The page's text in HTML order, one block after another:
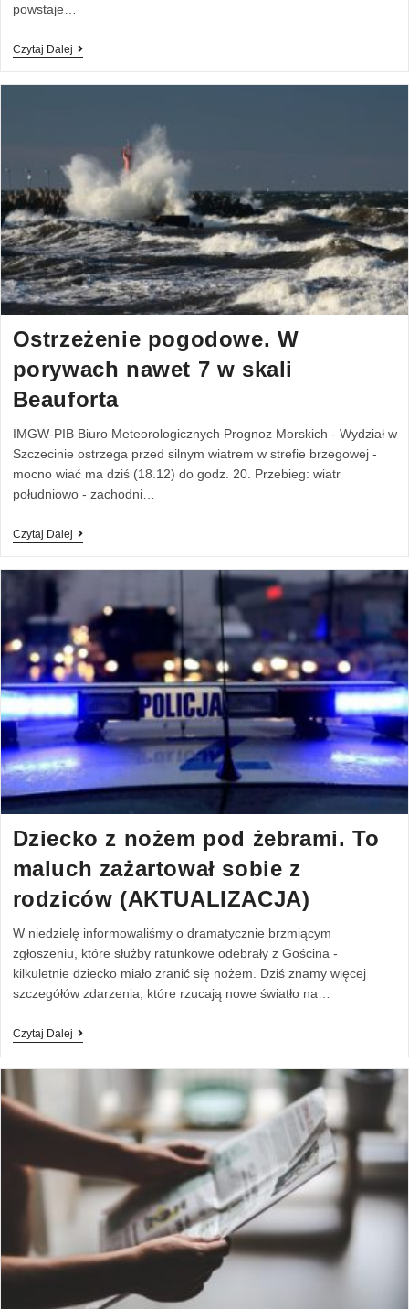
powstaje…
Czytaj Dalej
Ostrzeżenie pogodowe. W
porywach nawet 7 w skali
Beauforta
IMGW-PIB Biuro Meteorologicznych Prognoz Morskich - Wydział w
Szczecinie ostrzega przed silnym wiatrem w strefie brzegowej -
mocno wiać ma dziś (18.12) do godz. 20. Przebieg: wiatr
południowo - zachodni…
Czytaj Dalej
Dziecko z nożem pod żebrami. To
maluch zażartował sobie z
rodziców (AKTUALIZACJA)
W niedzielę informowaliśmy o dramatycznie brzmiącym
zgłoszeniu, które służby ratunkowe odebrały z Gościna -
kilkuletnie dziecko miało zranić się nożem. Dziś znamy więcej
szczegółów zdarzenia, które rzucają nowe światło na…
Czytaj Dalej